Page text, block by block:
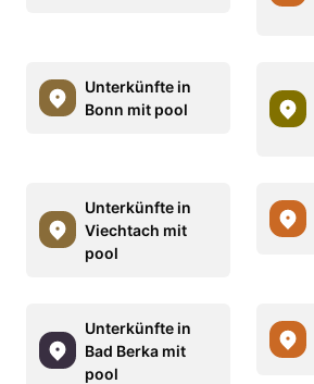
Unterkünfte in
Bonn mit pool
Unterkünfte in
Viechtach mit
pool
Unterkünfte in
Bad Berka mit
pool